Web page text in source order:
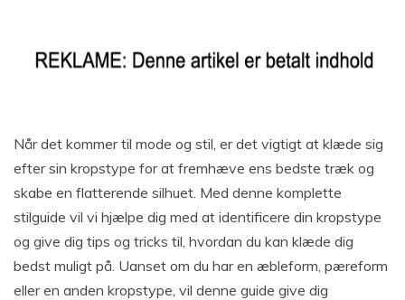
Når det kommer til mode og stil, er det vigtigt at klæde sig
efter sin kropstype for at fremhæve ens bedste træk og
skabe en flatterende silhuet. Med denne komplette
stilguide vil vi hjælpe dig med at identificere din kropstype
og give dig tips og tricks til, hvordan du kan klæde dig
bedst muligt på. Uanset om du har en æbleform, pæreform
eller en anden kropstype, vil denne guide give dig